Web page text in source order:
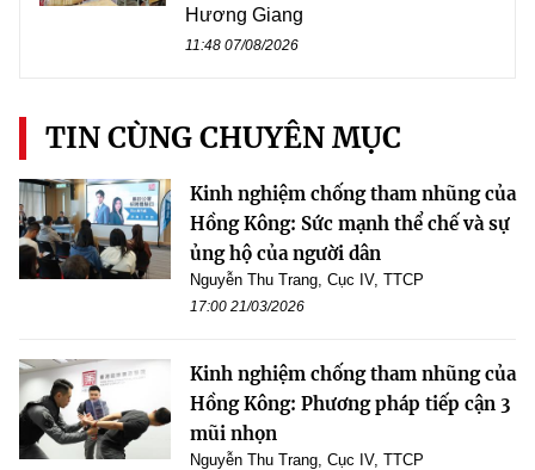
Hương Giang
11:48 07/08/2026
TIN CÙNG CHUYÊN MỤC
Kinh nghiệm chống tham nhũng của
Hồng Kông: Sức mạnh thể chế và sự
ủng hộ của người dân
Nguyễn Thu Trang, Cục IV, TTCP
17:00 21/03/2026
Kinh nghiệm chống tham nhũng của
Hồng Kông: Phương pháp tiếp cận 3
mũi nhọn
Nguyễn Thu Trang, Cục IV, TTCP